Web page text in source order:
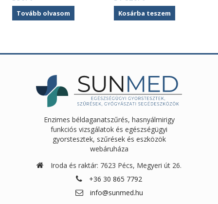
Tovább olvasom Kosárba teszem
Enzimes béldaganatszűrés, hasnyálmirigy
funkciós vizsgálatok és egészségügyi
gyorstesztek, szűrések és eszközök
webáruháza
Iroda és raktár: 7623 Pécs, Megyeri út 26.
+36 30 865 7792
info@sunmed.hu